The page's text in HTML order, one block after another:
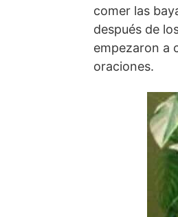
comer las
después de
empezaron a
oraciones.